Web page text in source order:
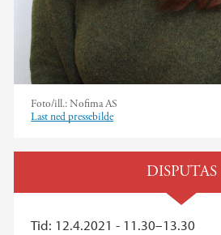
Foto/ill.:Nofima AS
Last ned pressebilde
DISPUTAS
Tid: 12.4.2021 - 11.30–13.30